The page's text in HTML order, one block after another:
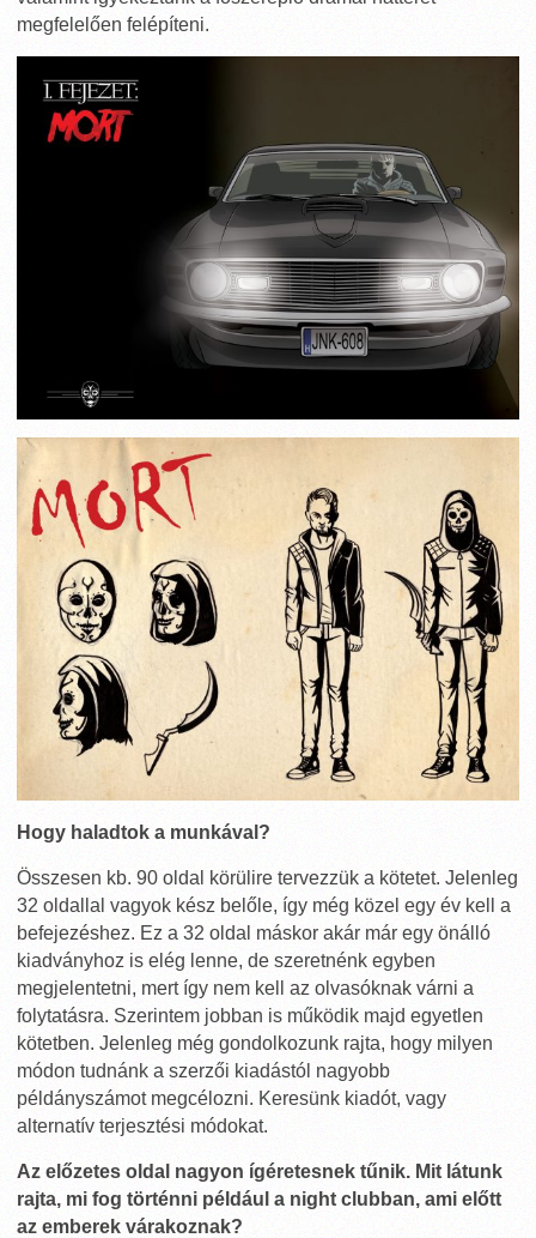
megfelelően felépíteni.
Hogy haladtok a munkával?
Összesen kb. 90 oldal körülire tervezzük a kötetet. Jelenleg
32 oldallal vagyok kész belőle, így még közel egy év kell a
befejezéshez. Ez a 32 oldal máskor akár már egy önálló
kiadványhoz is elég lenne, de szeretnénk egyben
megjelentetni, mert így nem kell az olvasóknak várni a
folytatásra. Szerintem jobban is működik majd egyetlen
kötetben. Jelenleg még gondolkozunk rajta, hogy milyen
módon tudnánk a szerzői kiadástól nagyobb
példányszámot megcélozni. Keresünk kiadót, vagy
alternatív terjesztési módokat.
Az előzetes oldal nagyon ígéretesnek tűnik. Mit látunk
rajta, mi fog történni például a night clubban, ami előtt
az emberek várakoznak?